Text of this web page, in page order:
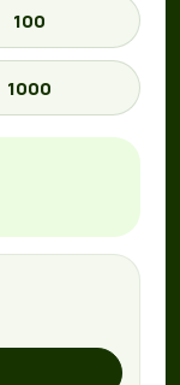
100
1000